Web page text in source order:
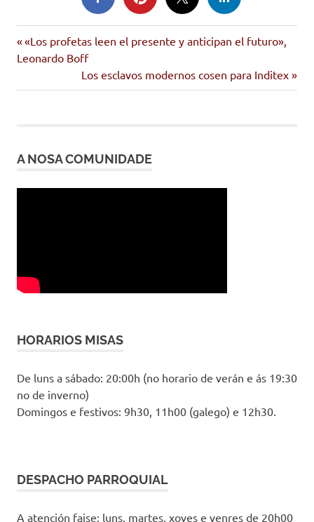
pensións
Navegación
Entrada
anterior:
«Los profetas leen el presente y anticipan el futuro»,
Leonardo Boff
Siguiente
entrada:
Los esclavos modernos cosen para Inditex
A NOSA COMUNIDADE
HORARIOS MISAS
De luns a sábado: 20:00h (no horario de verán e ás 19:30
no de inverno)
Domingos e festivos: 9h30, 11h00 (galego) e 12h30.
DESPACHO PARROQUIAL
A atención faise: luns, martes, xoves e venres de 20h00